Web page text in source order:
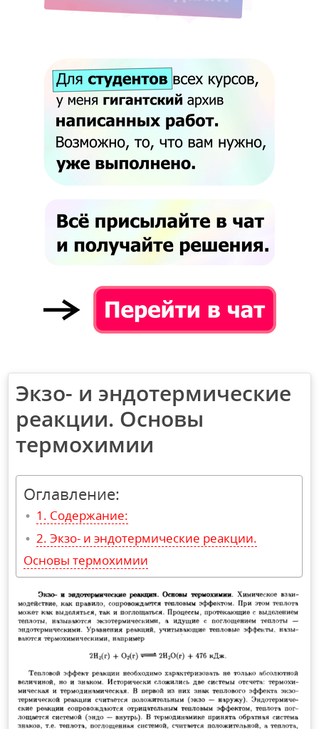
Экзо- и эндотермические
реакции. Основы
термохимии
Оглавление:
Содержание:
Экзо- и эндотермические реакции.
Основы термохимии